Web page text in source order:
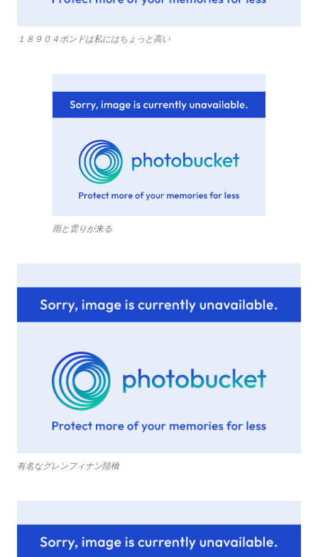
１８９０４ポンドは私にはちょっと高い
雨と雲りが来る
有名なグレンフィナン陸橋